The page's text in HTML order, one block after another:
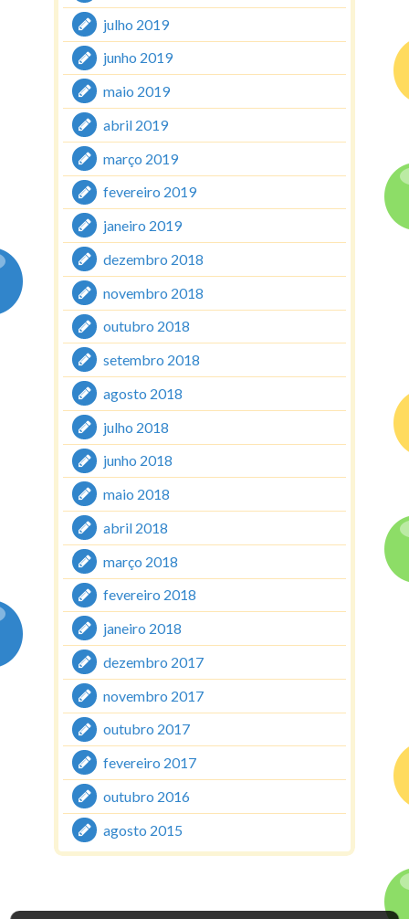
julho 2019
junho 2019
maio 2019
abril 2019
março 2019
fevereiro 2019
janeiro 2019
dezembro 2018
novembro 2018
outubro 2018
setembro 2018
agosto 2018
julho 2018
junho 2018
maio 2018
abril 2018
março 2018
fevereiro 2018
janeiro 2018
dezembro 2017
novembro 2017
outubro 2017
fevereiro 2017
outubro 2016
agosto 2015